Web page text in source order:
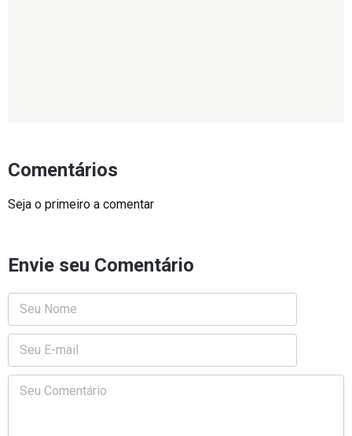
Comentários
Seja o primeiro a comentar
Envie seu Comentário